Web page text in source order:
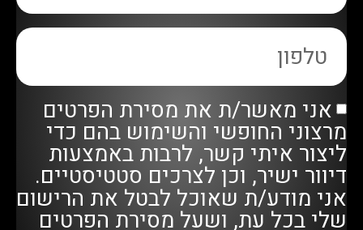
אני מאשר/ת את מסירת הפרטים
מרצוני החופשי והשימוש בהם כדי
ליצור איתי קשר, לרבות באמצעות
דיוור ישיר, וכן לצרכים סטטיסטיים.
אני מודע/ת שאוכל לבטל את הרישום
שלי בכל עת, ושעל מסירת הפרטים